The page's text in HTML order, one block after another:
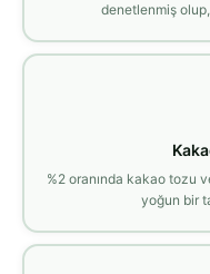
denetlenmiş
%2 oranında kakao tozu
yoğun bir